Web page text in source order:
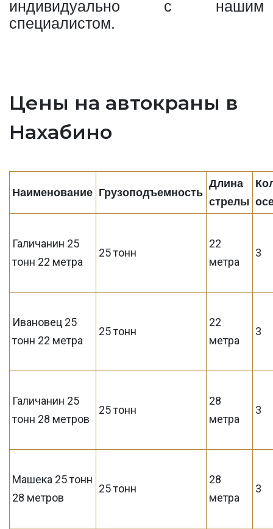
индивидуально с нашим
специалистом.
Цены на автокраны в
Нахабино
Наименование Грузоподъемность
Длина
стрелы
Галичанин 25
тонн 22 метра
25 тонн
22
метра
3
Ивановец 25
тонн 22 метра
25 тонн
22
метра
3
Галичанин 25
тонн 28 метров
25 тонн
28
метра
3
Машека 25 тонн
28 метров
25 тонн
28
метра
3